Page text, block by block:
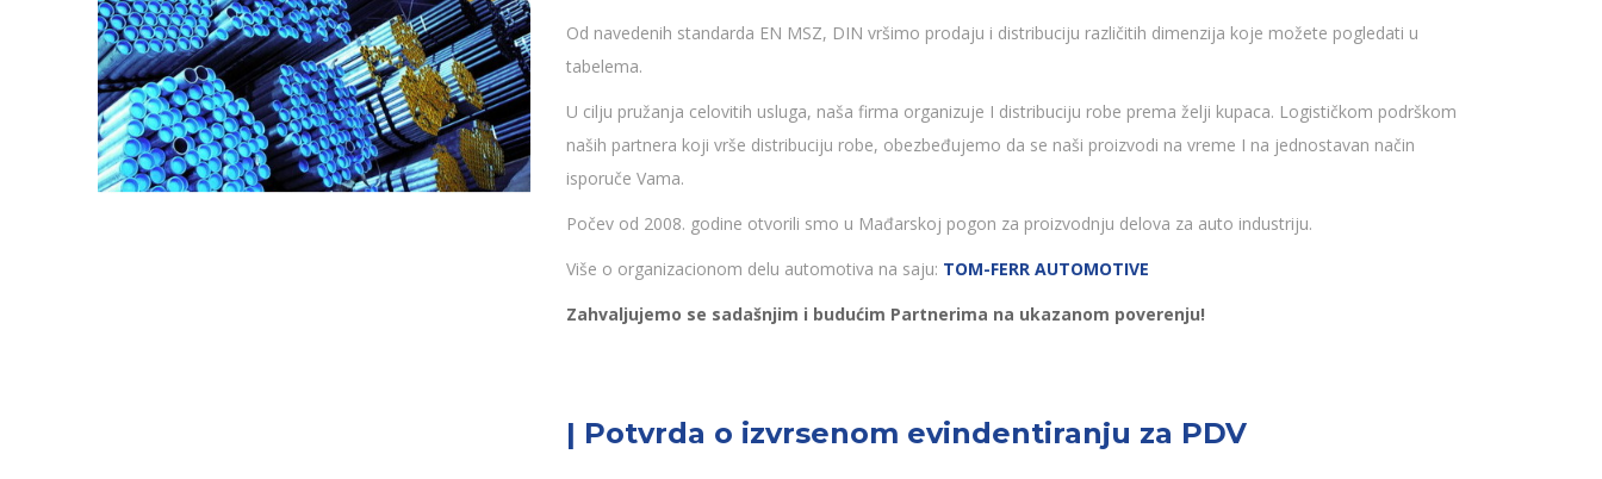
Od navedenih standarda EN MSZ, DIN vršimo prodaju i distribuciju različitih dimenzija koje možete pogledati u
tabelema.
U cilju pružanja celovitih usluga, naša firma organizuje I distribuciju robe prema želji kupaca. Logističkom podrškom
naših partnera koji vrše distribuciju robe, obezbeđujemo da se naši proizvodi na vreme I na jednostavan način
isporuče Vama.
Počev od 2008. godine otvorili smo u Mađarskoj pogon za proizvodnju delova za auto industriju.
Više o organizacionom delu automotiva na saju: TOM-FERR AUTOMOTIVE
Zahvaljujemo se sadašnjim i budućim Partnerima na ukazanom poverenju!
| Potvrda o izvrsenom evindentiranju za PDV